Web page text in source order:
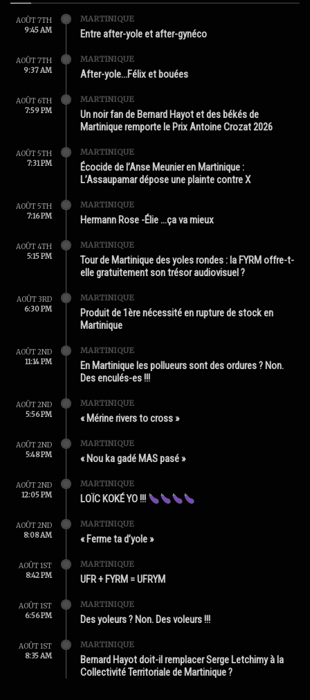
AOÛT 7TH
9:45 AM
MARTINIQUE
Entre after-yole et after-gynéco
AOÛT 7TH
9:37 AM
MARTINIQUE
After-yole…Félix et bouées
AOÛT 6TH
7:59 PM
MARTINIQUE
Un noir fan de Bernard Hayot et des békés de
Martinique remporte le Prix Antoine Crozat 2026
AOÛT 5TH
7:31 PM
MARTINIQUE
Écocide de l’Anse Meunier en Martinique :
L’Assaupamar dépose une plainte contre X
AOÛT 5TH
7:16 PM
MARTINIQUE
Hermann Rose -Élie …ça va mieux
AOÛT 4TH
5:15 PM
MARTINIQUE
Tour de Martinique des yoles rondes : la FYRM offre-t-
elle gratuitement son trésor audiovisuel ?
AOÛT 3RD
6:30 PM
MARTINIQUE
Produit de 1ère nécessité en rupture de stock en
Martinique
AOÛT 2ND
11:14 PM
MARTINIQUE
En Martinique les pollueurs sont des ordures ? Non.
Des enculés-es !!!
AOÛT 2ND
5:56 PM
MARTINIQUE
« Mérine rivers to cross »
AOÛT 2ND
5:48 PM
MARTINIQUE
« Nou ka gadé MAS pasé »
AOÛT 2ND
12:05 PM
MARTINIQUE
LOÏC KOKÉ YO !!!
AOÛT 2ND
8:08 AM
MARTINIQUE
« Ferme ta d’yole »
AOÛT 1ST
8:42 PM
MARTINIQUE
UFR + FYRM = UFRYM
AOÛT 1ST
6:56 PM
MARTINIQUE
Des yoleurs ? Non. Des voleurs !!!
AOÛT 1ST
8:35 AM
MARTINIQUE
Bernard Hayot doit-il remplacer Serge Letchimy à la
Collectivité Territoriale de Martinique ?